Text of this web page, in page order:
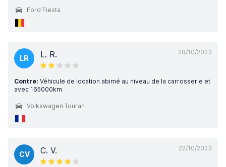
Ford Fiesta
28/10/2023
LR L. R.
Contre: Véhicule de location abimé au niveau de la carrosserie et
avec 165000km
Volkswagen Touran
22/10/2023
CV C. V.